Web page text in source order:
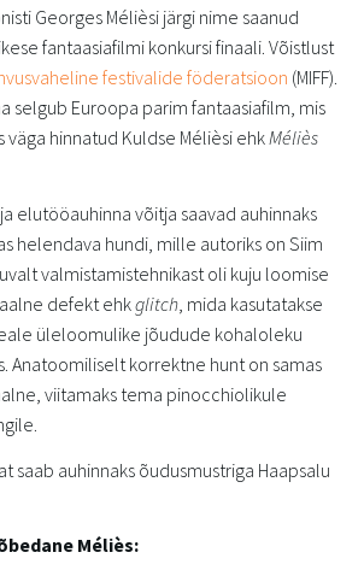
Georges Mélièsi järgi nime saanud
fantaasiafilmi konkursi finaali. Võistlust
festivalide föderatsioon (MIFF).
selgub Euroopa parim fantaasiafilm, mis
väga hinnatud Kuldse Mélièsi ehk Méliès
elutööauhinna võitja saavad auhinnaks
helendava hundi, mille autoriks on Siim
valmistamistehnikast oli kuju loomise
defekt ehkglitch , mida kasutatakse
üleloomulike jõudude kohaloleku
Anatoomiliselt korrektne hunt on samas
viitamaks tema pinocchiolikule
saab auhinnaks õudusmustriga Haapsalu
Méliès: